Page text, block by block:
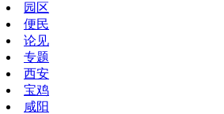
园区
便民
论见
专题
西安
宝鸡
咸阳